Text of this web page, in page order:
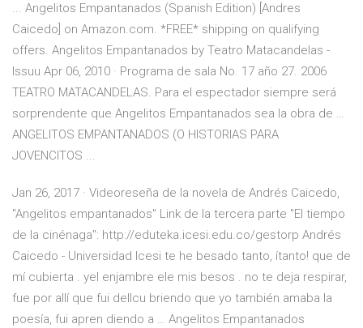
... Angelitos Empantanados (Spanish Edition) [Andres
Caicedo] on Amazon.com. *FREE* shipping on qualifying
offers. Angelitos Empantanados by Teatro Matacandelas -
Issuu Apr 06, 2010 · Programa de sala No. 17 año 27. 2006
TEATRO MATACANDELAS. Para el espectador siempre será
sorprendente que Angelitos Empantanados sea la obra de …
ANGELITOS EMPANTANADOS (O HISTORIAS PARA
JOVENCITOS ...
Jan 26, 2017 · Videoreseña de la novela de Andrés Caicedo,
"Angelitos empantanados" Link de la tercera parte "El tiempo
de la cinénaga": http://eduteka.icesi.edu.co/gestorp Andrés
Caicedo - Universidad Icesi te he besado tanto, ítanto! que de
mí cubierta . yel enjambre ele mis besos . no te deja respirar,
fue por allí que fui dellcu­ briendo que yo también amaba la
poesía, fui apren­ diendo a … Angelitos Empantanados